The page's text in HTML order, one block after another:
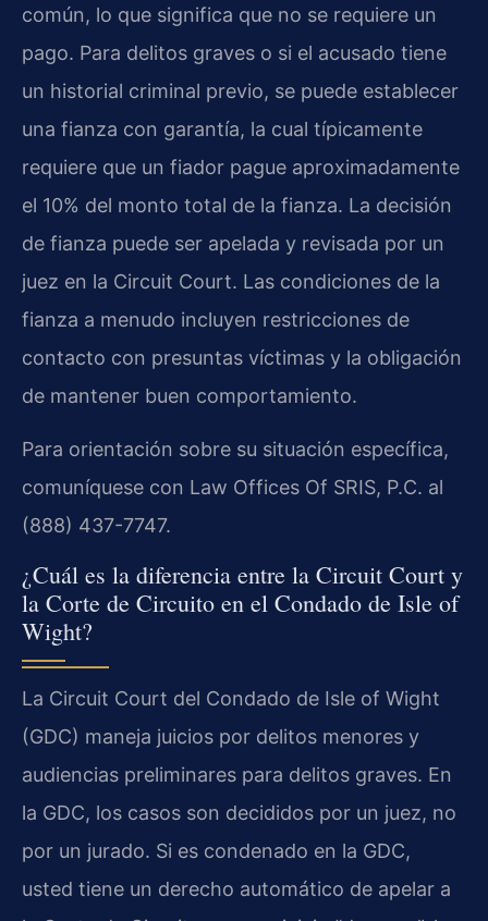
común, lo que significa que no se requiere un
pago. Para delitos graves o si el acusado tiene
un historial criminal previo, se puede establecer
una fianza con garantía, la cual típicamente
requiere que un fiador pague aproximadamente
el 10% del monto total de la fianza. La decisión
de fianza puede ser apelada y revisada por un
juez en la Circuit Court. Las condiciones de la
fianza a menudo incluyen restricciones de
contacto con presuntas víctimas y la obligación
de mantener buen comportamiento.
Para orientación sobre su situación específica,
comuníquese con Law Offices Of SRIS, P.C. al
(888) 437-7747.
¿Cuál es la diferencia entre la Circuit Court y
la Corte de Circuito en el Condado de Isle of
Wight?
La Circuit Court del Condado de Isle of Wight
(GDC) maneja juicios por delitos menores y
audiencias preliminares para delitos graves. En
la GDC, los casos son decididos por un juez, no
por un jurado. Si es condenado en la GDC,
usted tiene un derecho automático de apelar a